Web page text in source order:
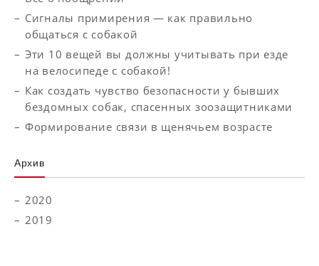
Сигналы примирения — как правильно
общаться с собакой
Эти 10 вещей вы должны учитывать при езде
на велосипеде с собакой!
Как создать чувство безопасности у бывших
бездомных собак, спасенных зоозащитниками
Формирование связи в щенячьем возрасте
Aрхив
2020
2019